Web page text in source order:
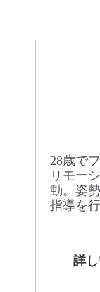
28歳で
リモー
動。姿
指導を
詳